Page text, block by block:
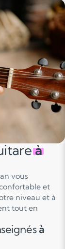
à
vous
et
niveau et à
tout en
à